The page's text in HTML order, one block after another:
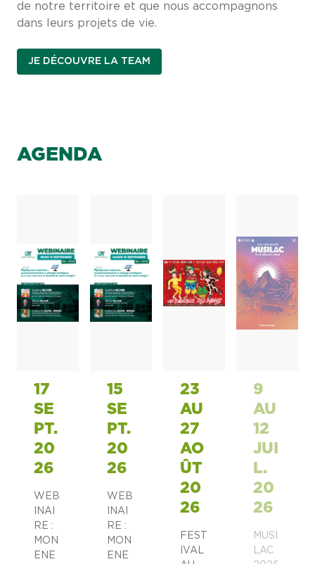
de notre territoire et que nous accompagnons
dans leurs projets de vie.
JE DÉCOUVRE LA TEAM
AGENDA
17
SE
PT.
20
26
WEB
INAI
RE :
MON
ENE
15
SE
PT.
20
26
WEB
INAI
RE :
MON
ENE
23
AU
27
AO
ÛT
20
26
FEST
IVAL
9
AU
12
JUI
L.
20
26
MUSI
LAC